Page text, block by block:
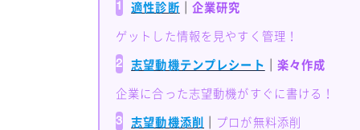
1 適性診断 企業研究
ゲットした情報を見やすく管理！
2 志望動機テンプレシート 楽々作成
企業に合った志望動機がすぐに書ける！
3 志望動機添削 プロが無料添削